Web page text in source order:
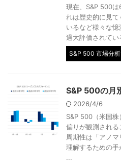
現在、S&P 500
れは歴史的に見
いるなど様々な
過大評価されて
S&P 500 市場分析
S&P 500の月
2026/4/6
S&P 500（米国
偏りが観測される
周期性は「アノ
理解するための
...